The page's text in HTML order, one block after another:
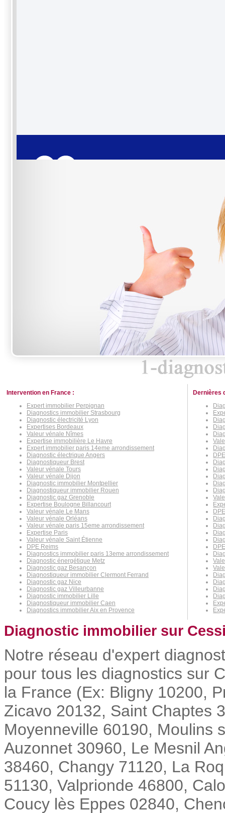
Intervention en France :
Expert immobilier Perpignan
Diagnostics immobilier Strasbourg
Diagnostic électricité Lyon
Expertises Bordeaux
Valeur vénale Nîmes
Expertise immobilière Le Havre
Expert immobilier paris 14eme arrondissement
Diagnostic électrique Angers
Diagnostiqueur Brest
Valeur vénale Tours
Valeur vénale Dijon
Diagnostic immobilier Montpellier
Diagnostiqueur immobilier Rouen
Diagnostic gaz Grenoble
Expertise Boulogne Billancourt
Valeur vénale Le Mans
Valeur vénale Orléans
Valeur vénale paris 15eme arrondissement
Expertise Paris
Valeur vénale Saint Étienne
DPE Reims
Diagnostics immobilier paris 13eme arrondissement
Diagnostic énergétique Metz
Diagnostic gaz Besançon
Diagnostiqueur immobilier Clermont Ferrand
Diagnostic gaz Nice
Diagnostic gaz Villeurbanne
Diagnostic immobilier Lille
Diagnostiqueur immobilier Caen
Diagnostics immobilier Aix en Provence
Dernières
Diagnostic immobilier sur
Notre réseau d'expert
pour tous les diagnostics sur
la France (Ex: Bligny 10200,
Zicavo 20132, Saint Chaptes
Moyenneville 60190, Moulins
Auzonnet 30960, Le Mesnil
38460, Changy 71120, La
51130, Valprionde 46800,
Coucy lès Eppes 02840,